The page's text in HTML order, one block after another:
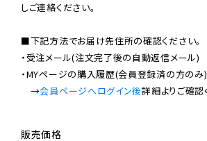
しご連絡ください。
■下記方法でお届け先住所の確認ください。
・受注メール(注文完了後の自動返信メール)
・MYページの購入履歴(会員登録済の方のみ)
→会員ページへログイン後